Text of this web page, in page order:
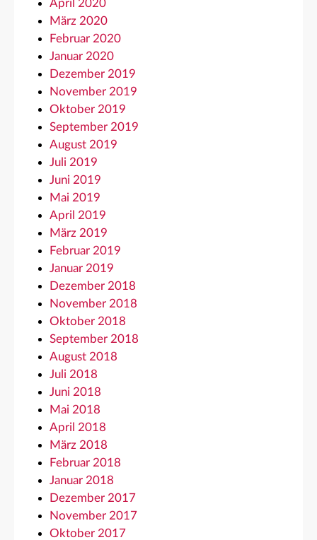
April 2020
März 2020
Februar 2020
Januar 2020
Dezember 2019
November 2019
Oktober 2019
September 2019
August 2019
Juli 2019
Juni 2019
Mai 2019
April 2019
März 2019
Februar 2019
Januar 2019
Dezember 2018
November 2018
Oktober 2018
September 2018
August 2018
Juli 2018
Juni 2018
Mai 2018
April 2018
März 2018
Februar 2018
Januar 2018
Dezember 2017
November 2017
Oktober 2017